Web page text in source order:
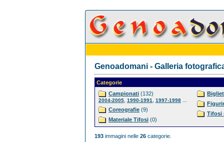
Genoadomani - Galleria
Categorie
Campionati (132)
2004-2005 1990-1991 1997-1998
Coreografie (9)
Materiale Tifosi (0)
Tifosi
193 immagini nelle 26 categorie.